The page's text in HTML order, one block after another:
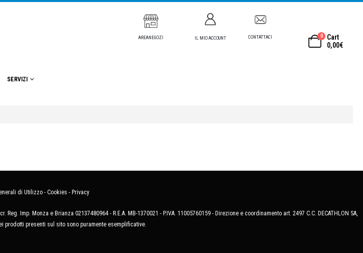
AREANEGOZI IL MIO ACCOUNT CONTATTACI 0
Cart
0,00€
SERVIZI
di Utilizzo - Cookies - Privacy
Imp. Monza e Brianza 02137480964 - R.E.A. MB-1370021 - P.IVA. 11005760159 - Direzione e coordinamento art. 2497 C.C. DECATHLON SA,
prodotti presenti sul sito sono puramente esemplificative.